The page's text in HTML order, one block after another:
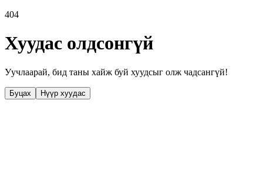
404
Хуудас олдсонгүй
Уучлаарай, бид таны хайж буй хуудсыг олж чадсангүй!
Буцах Нүүр хуудас